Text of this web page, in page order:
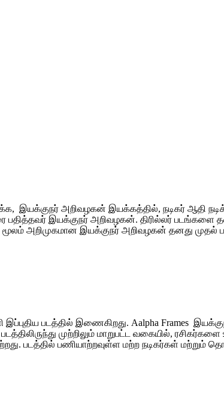
இயக்குநர் அறிவழகன் இயக்கத்தில், நடிகர் ஆதி
பதித்தவர் இயக்குநர் அறிவழகன். திரில்லர்
மூலம் அறிமுகமான இயக்குநர் அறிவழகன் தனது
படத்தில் இணைகிறது. Aalpha Frames
முற்றிலும் மாறுபட்ட வகையில்,
படத்தில் பணியாற்றவுள்ள மற்ற நடிகர்கள் மற்றும்